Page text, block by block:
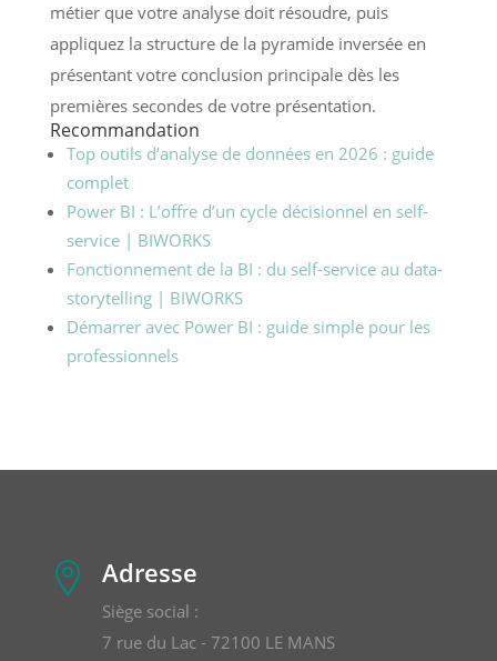
métier que votre analyse doit résoudre, puis
appliquez la structure de la pyramide inversée en
présentant votre conclusion principale dès les
premières secondes de votre présentation.
Recommandation
Top outils d’analyse de données en 2026 : guide
complet
Power BI : L’offre d’un cycle décisionnel en self-
service | BIWORKS
Fonctionnement de la BI : du self-service au data-
storytelling | BIWORKS
Démarrer avec Power BI : guide simple pour les
professionnels
 Adresse
Siège social :
7 rue du Lac - 72100 LE MANS